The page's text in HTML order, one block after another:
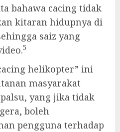
bahawa cacing tidak
kitaran hidupnya di
saiz yang
5
helikopter” ini
masyarakat
yang jika tidak
boleh
pengguna terhadap